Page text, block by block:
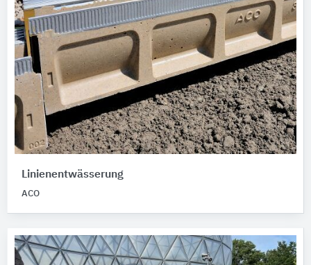
Linienentwässerung
ACO